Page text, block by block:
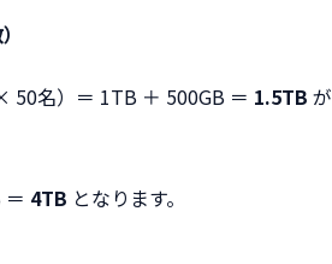
50名）＝ 1TB ＋ 500GB ＝ 1.5TB が
4TB となります。